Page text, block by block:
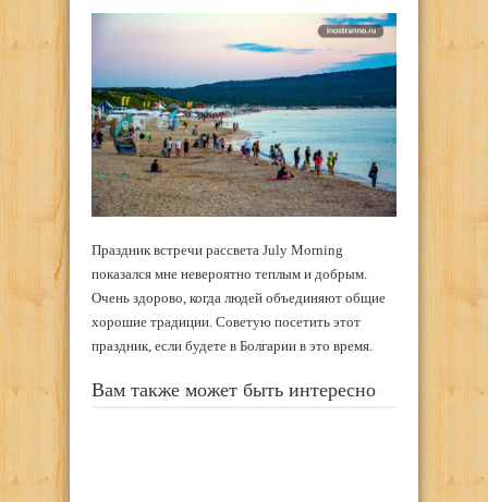
Праздник встречи рассвета July Morning
показался мне невероятно теплым и добрым.
Очень здорово, когда людей объединяют общие
хорошие традиции. Советую посетить этот
праздник, если будете в Болгарии в это время.
Вам также может быть интересно